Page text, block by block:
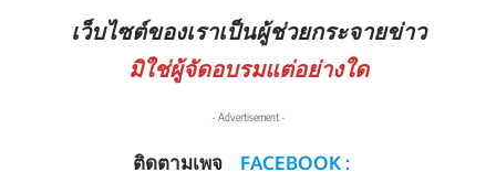
เว็บไซต์ของเราเป็นผู้ช่วยกระจายข่าว
มิใช่ผู้จัดอบรมแต่อย่างใด
- Advertisement -
ติดตามเพจ FACEBOOK :